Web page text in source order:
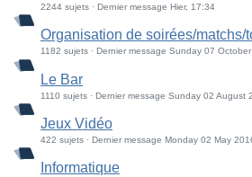
2244 sujets · Dernier message Hier, 17:34
Organisation de soirées/matchs/
1182 sujets · Dernier message Sunday 07
Le Bar
1110 sujets · Dernier message Sunday 02 August
Jeux Vidéo
422 sujets · Dernier message Monday 02 May
Informatique